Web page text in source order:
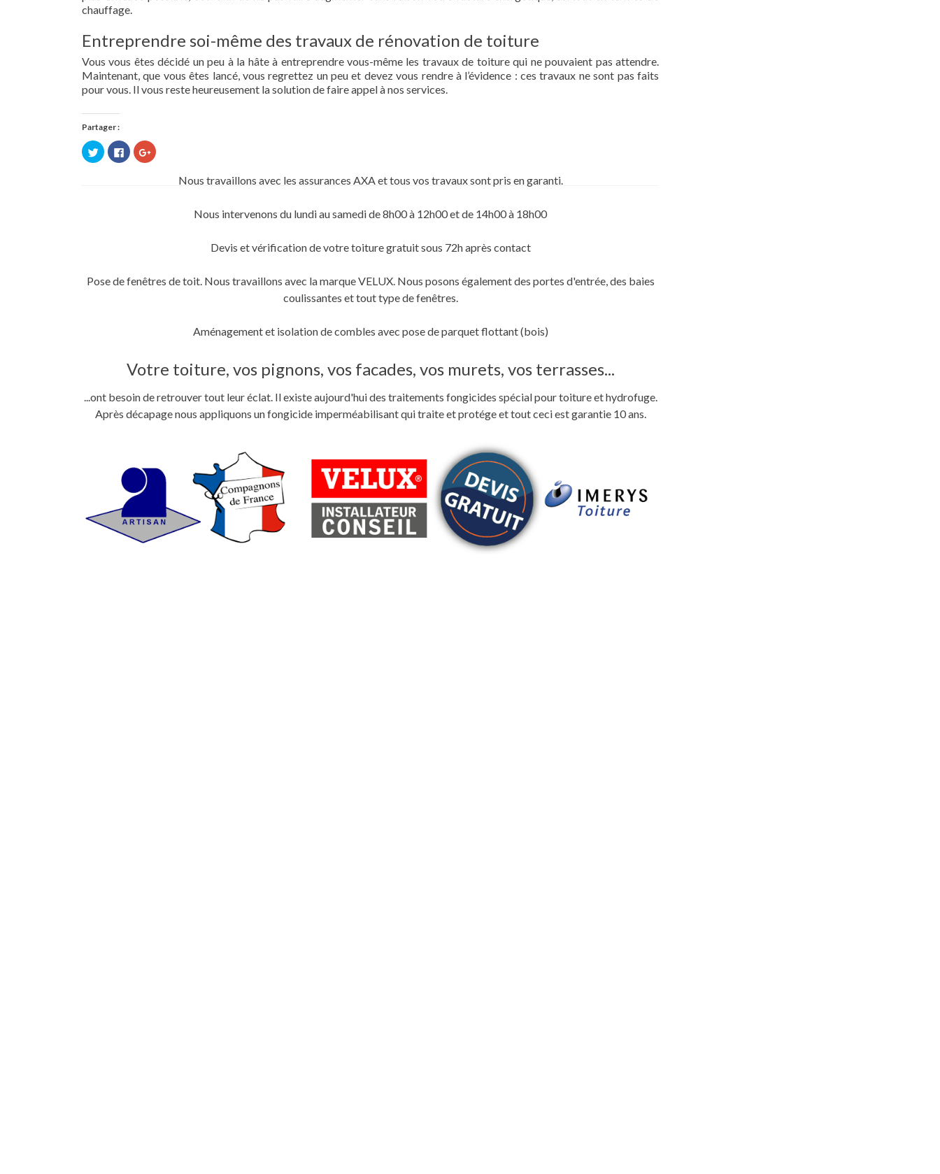
chauffage.
Entreprendre soi-même des travaux de rénovation de toiture
Vous vous êtes décidé un peu à la hâte à entreprendre vous-même les travaux de toiture qui ne pouvaient pas attendre.
Maintenant, que vous êtes lancé, vous regrettez un peu et devez vous rendre à l’évidence : ces travaux ne sont pas faits
pour vous. Il vous reste heureusement la solution de faire appel à nos services.
Partager :
Cliquez
pour
partager
Cliquez
pour
partager
Facebook(ouvre
Cliquez
pour
Google+Nous travaillons avec les assurances AXA et tous vos travaux sont pris en garanti.
Nous intervenons du lundi au samedi de 8h00 à 12h00 et de 14h00 à 18h00
Devis et vérification de votre toiture gratuit sous 72h après contact
Pose de fenêtres de toit. Nous travaillons avec la marque VELUX. Nous posons également des portes d'entrée, des baies
coulissantes et tout type de fenêtres.
Aménagement et isolation de combles avec pose de parquet flottant (bois)
Votre toiture, vos pignons, vos facades, vos murets, vos terrasses...
...ont besoin de retrouver tout leur éclat. Il existe aujourd'hui des traitements fongicides spécial pour toiture et hydrofuge.
Après décapage nous appliquons un fongicide imperméabilisant qui traite et protége et tout ceci est garantie 10 ans.